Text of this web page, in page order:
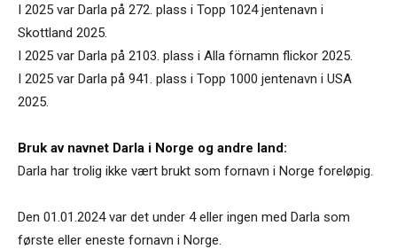
I 2025 var Darla på 272. plass i Topp 1024 jentenavn i
Skottland 2025.
I 2025 var Darla på 2103. plass i Alla förnamn flickor 2025.
I 2025 var Darla på 941. plass i Topp 1000 jentenavn i USA
2025.
Bruk av navnet Darla i Norge og andre land:
Darla har trolig ikke vært brukt som fornavn i Norge foreløpig.
Den 01.01.2024 var det under 4 eller ingen med Darla som
første eller eneste fornavn i Norge.